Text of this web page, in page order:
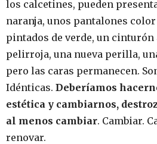
los calcetines, pueden
naranja, unos pantalones
pintados de verde, un
pelirroja, una nueva perilla,
pero las caras permanecen.
Idénticas. Deberíamos
estética y cambiarnos,
al menos cambiar. Cambiar.
renovar.